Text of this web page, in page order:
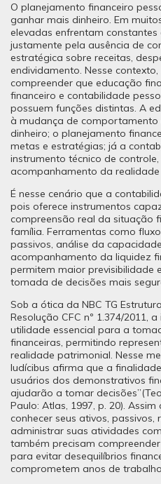
O planejamento financeiro
ganhar mais dinheiro. Em
elevadas enfrentam
justamente pela ausência de
estratégica sobre receitas,
endividamento. Nesse
compreender que educação
financeiro e contabilidade
possuem funções distintas. A
à mudança de comportamento
dinheiro; o planejamento
metas e estratégias; já a
instrumento técnico de
acompanhamento da realidade
É nesse cenário que a
pois oferece instrumentos
compreensão real da situação
família. Ferramentas como
passivos, análise da
acompanhamento da liquidez
permitem maior previsibilidade
tomada de decisões mais
Sob a ótica da NBC TG
Resolução CFC nº 1.374/2011,
utilidade essencial para a
financeiras, permitindo
realidade patrimonial. Nesse
Iudícibus afirma que a
usuários dos demonstrativos
ajudarão a tomar
Paulo: Atlas, 1997, p. 20).
conhecer seus ativos, passivos,
administrar suas atividades
também precisam
para evitar desequilíbrios
comprometem anos de